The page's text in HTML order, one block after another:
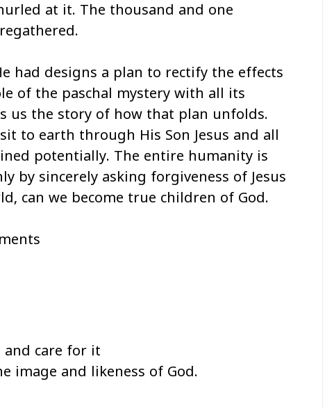
at it. The thousand and one
had designs a plan to rectify the effects
of the paschal mystery with all its
us the story of how that plan unfolds.
to earth through His Son Jesus and all
potentially. The entire humanity is
by sincerely asking forgiveness of Jesus
can we become true children of God.
and care for it
image and likeness of God.